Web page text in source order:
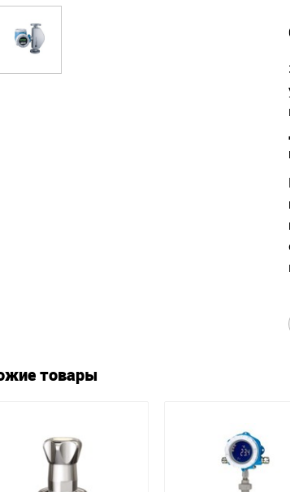
товары